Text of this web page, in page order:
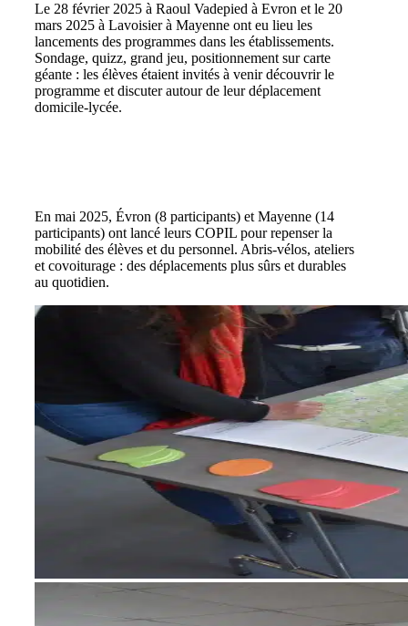
Le 28 février 2025 à Raoul Vadepied à Evron et le 20
mars 2025 à Lavoisier à Mayenne ont eu lieu les
lancements des programmes dans les établissements.
Sondage, quizz, grand jeu, positionnement sur carte
géante : les élèves étaient invités à venir découvrir le
programme et discuter autour de leur déplacement
domicile-lycée.
En mai 2025, Évron (8 participants) et Mayenne (14
participants) ont lancé leurs COPIL pour repenser la
mobilité des élèves et du personnel. Abris-vélos, ateliers
et covoiturage : des déplacements plus sûrs et durables
au quotidien.